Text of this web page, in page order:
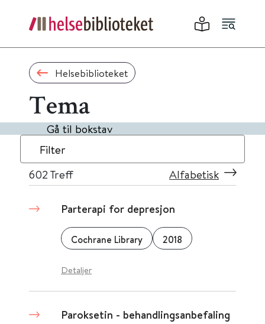
Helsebiblioteket
Tema
Gå til bokstav
Filter
602 Treff Alfabetisk
Parterapi for depresjon
Cochrane Library 2018
Detaljer
Paroksetin - behandlingsanbefaling